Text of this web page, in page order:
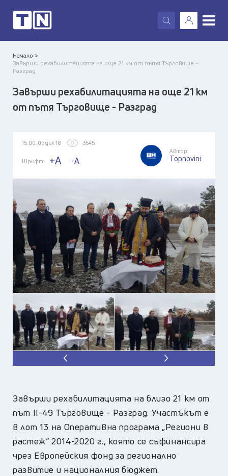
X
Начало >
Завърши рехабилитацията на още 21 км от пътя Търговище -
Разград
Завърши рехабилитацията на още 21 км
от пътя Търговище - Разград
15:00, 06 дек 18 3545
Шрифт: +A -A
Автор:
Topnovini
Завърши рехабилитацията на близо 21 км от
път II-49 Търговище - Разград. Участъкът е
в лот 13 на Оперативна програма „Региони в
растеж“ 2014-2020 г., която се съфинансира
чрез Европейския фонд за регионално
развитие и националния бюджет.